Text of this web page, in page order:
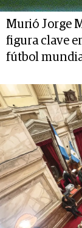
Murió Jorge
figura clave
fútbol